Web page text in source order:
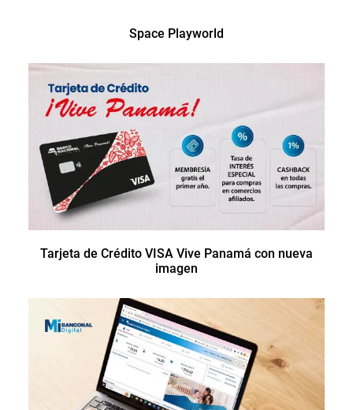
Space Playworld
Tarjeta de Crédito VISA Vive Panamá con nueva
imagen